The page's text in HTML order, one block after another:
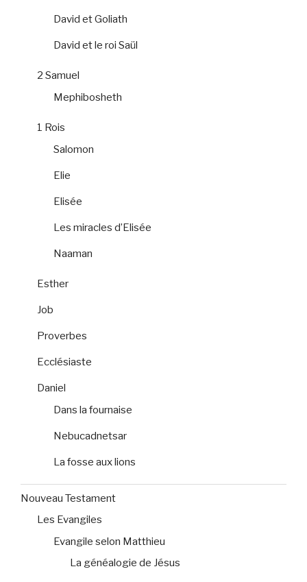
David et Goliath
David et le roi Saül
2 Samuel
Mephibosheth
1 Rois
Salomon
Elie
Elisée
Les miracles d’Elisée
Naaman
Esther
Job
Proverbes
Ecclésiaste
Daniel
Dans la fournaise
Nebucadnetsar
La fosse aux lions
Nouveau Testament
Les Evangiles
Evangile selon Matthieu
La généalogie de Jésus